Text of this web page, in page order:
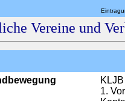
Vereine und
1.